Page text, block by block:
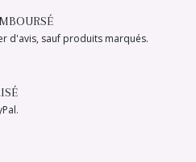
d'avis, sauf produits marqués.